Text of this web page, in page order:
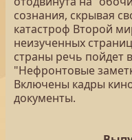
сознания, скрывая
катастроф Второй
неизученных
страны речь пойдет
"Нефронтовые
Включены кадры
документы.